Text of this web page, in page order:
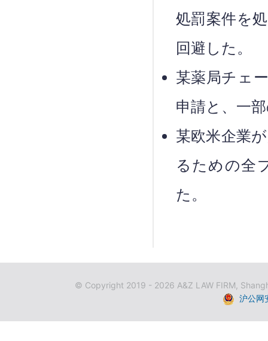
処罰案件を
回避した。
某薬局チェ
申請と、一
某欧米企業
るための全
た。
© Copyright 2019 - 2026 A&Z LAW FIRM,
沪公